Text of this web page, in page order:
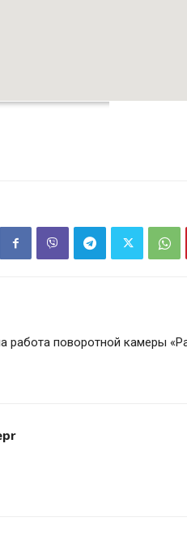
работа поворотной камеры